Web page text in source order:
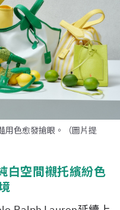
用色愈發搶眼。（圖片提
白空間襯托繽紛色